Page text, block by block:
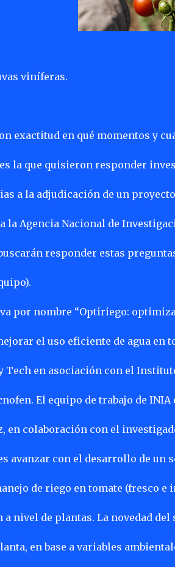
viníferas.
exactitud en qué momentos y
la que quisieron responder
a la adjudicación de un
la Agencia Nacional de
responder estas
por nombre “Optiriego:
el uso eficiente de agua en
Tech en asociación con el
El equipo de trabajo de
en colaboración con el
avanzar con el desarrollo de
de riego en tomate (fresco
a nivel de plantas. La novedad
en base a variables